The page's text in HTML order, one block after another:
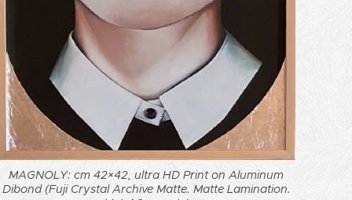
MAGNOLY: cm 42×42, ultra HD Print on Aluminum
Dibond (Fuji Crystal Archive Matte. Matte Lamination.